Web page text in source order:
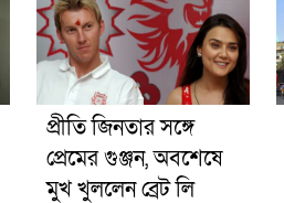
প্রীতি জিনতার সঙ্গে
প্রেমের গুঞ্জন, অবশেষে
মুখ খুললেন ব্রেট লি